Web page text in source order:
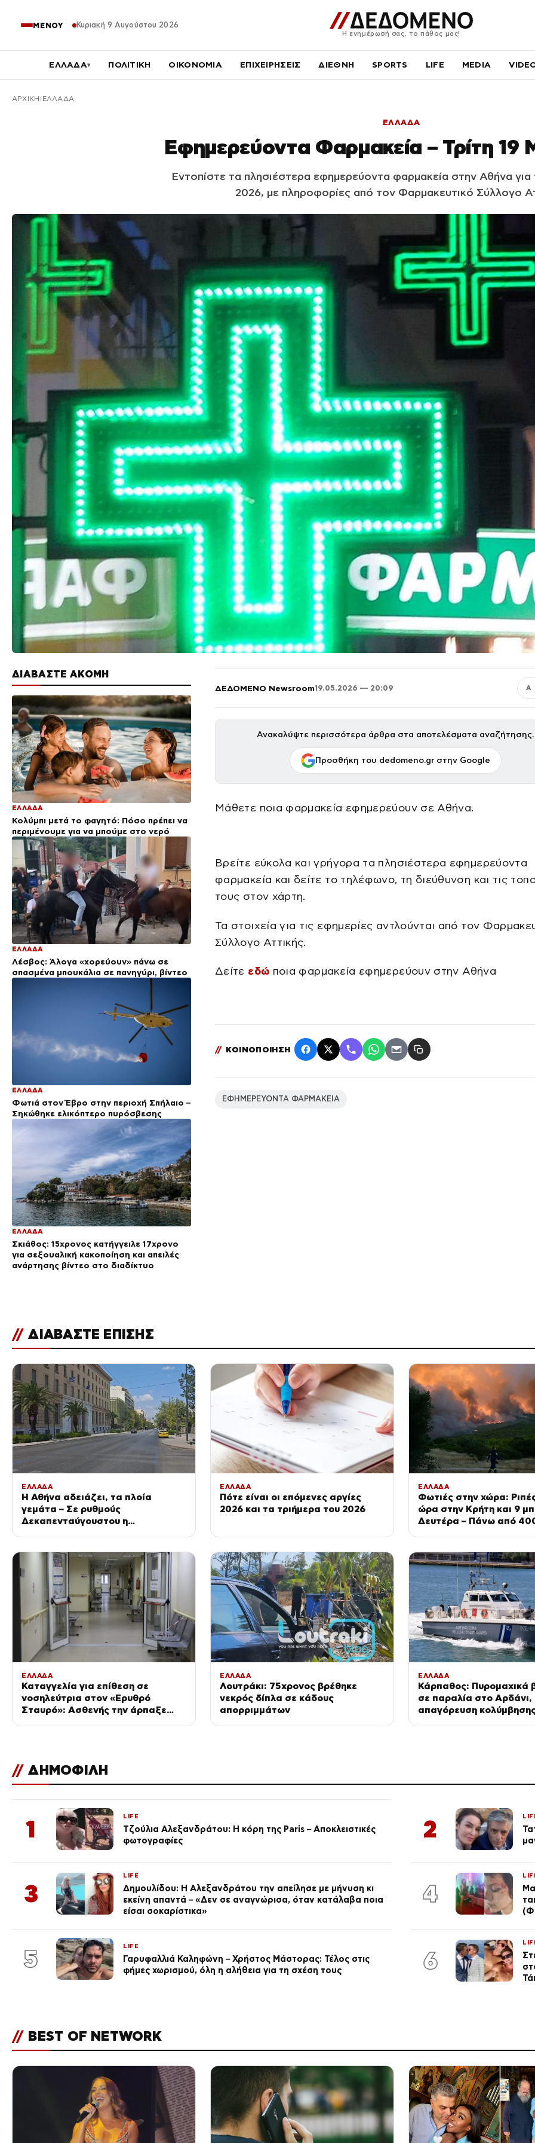
ΜΕΝΟΥ Κυριακή 9 Αυγούστου 2026
Η ενημέρωσή σας, το πάθος μας!
ΕΛΛΑΔΑ▾ ΠΟΛΙΤΙΚΗ ΟΙΚΟΝΟΜΙΑ ΕΠΙΧΕΙΡΗΣΕΙΣ ΔΙΕΘΝΗ SPORTS LIFE MEDIA
ΑΡΧΙΚΉ ΕΛΛΑΔΑ
ΕΛΛΑΔΑ
Εφημερεύοντα Φαρμακεία – Τρίτη 19
Εντοπίστε τα πλησιέστερα εφημερεύοντα φαρμακεία στην Αθήνα για
2026, με πληροφορίες από τον Φαρμακευτικό Σύλλογο
ΔΙΑΒΑΣΤΕ ΑΚΟΜΗ
ΕΛΛΑΔΑ
Κολύμπι μετά το φαγητό: Πόσο πρέπει να
περιμένουμε για να μπούμε στο νερό
ΕΛΛΑΔΑ
Λέσβος: Άλογα «χορεύουν» πάνω σε
σπασμένα μπουκάλια σε πανηγύρι, βίντεο
ΕΛΛΑΔΑ
Φωτιά στον Έβρο στην περιοχή Σπήλαιο –
Σηκώθηκε ελικόπτερο πυρόσβεσης
ΕΛΛΑΔΑ
Σκιάθος: 15χρονος κατήγγειλε 17χρονο
για σεξουαλική κακοποίηση και απειλές
ανάρτησης βίντεο στο διαδίκτυο
ΔΕΔΟΜΕΝΟ Newsroom19.05.2026 — 20:09 Α
Ανακαλύψτε περισσότερα άρθρα στα αποτελέσματα αναζήτησης.
Προσθήκη του dedomeno.gr στην Google
Μάθετε ποια φαρμακεία εφημερεύουν σε Αθήνα.
Βρείτε εύκολα και γρήγορα τα πλησιέστερα εφημερεύοντα
φαρμακεία και δείτε το τηλέφωνο, τη διεύθυνση και τις
τους στον χάρτη.
Τα στοιχεία για τις εφημερίες αντλούνται από τον
Σύλλογο Αττικής.
Δείτε εδώ ποια φαρμακεία εφημερεύουν στην Αθήνα
// ΚΟΙΝΟΠΟΙΗΣΗ
ΕΦΗΜΕΡΕΥΟΝΤΑ ΦΑΡΜΑΚΕΙΑ
// ΔΙΑΒΑΣΤΕ ΕΠΙΣΗΣ
ΕΛΛΑΔΑ
Η Αθήνα αδειάζει, τα πλοία
γεμάτα – Σε ρυθμούς
Δεκαπενταύγουστου η
ΕΛΛΑΔΑ
Πότε είναι οι επόμενες αργίες
2026 και τα τριήμερα του 2026
ΕΛΛΑΔΑ
Φωτιές στην χώρα:
ώρα στην Κρήτη και 9
Δευτέρα – Πάνω από
ΕΛΛΑΔΑ
Καταγγελία για επίθεση σε
νοσηλεύτρια στον «Ερυθρό
Σταυρό»: Ασθενής την άρπαξε
ΕΛΛΑΔΑ
Λουτράκι: 75χρονος βρέθηκε
νεκρός δίπλα σε κάδους
απορριμμάτων
ΕΛΛΑΔΑ
Κάρπαθος: Πυρομαχικά
σε παραλία στο Αρδάνι,
απαγόρευση
// ΔΗΜΟΦΙΛΗ
1 LIFE
Τζούλια Αλεξανδράτου: Η κόρη της Paris – Αποκλειστικές
φωτογραφίες
2
3
LIFE
Δημουλίδου: Η Αλεξανδράτου την απείλησε με μήνυση κι
εκείνη απαντά – «Δεν σε αναγνώρισα, όταν κατάλαβα ποια
είσαι σοκαρίστικα»
4
5 LIFE
Γαρυφαλλιά Καληφώνη – Χρήστος Μάστορας: Τέλος στις
φήμες χωρισμού, όλη η αλήθεια για τη σχέση τους
6
// BEST OF NETWORK